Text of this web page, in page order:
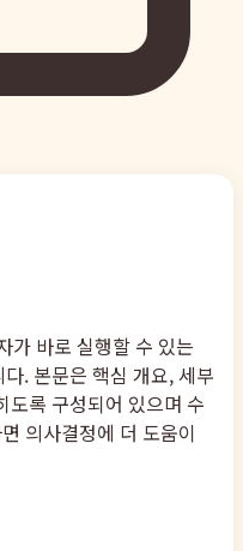
가 바로 실행할 수 있는
. 본문은 핵심 개요, 세부
도록 구성되어 있으며 수
의사결정에 더 도움이